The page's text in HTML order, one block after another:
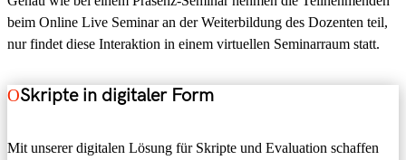
beim Online Live Seminar an der Weiterbildung des Dozenten teil,
nur findet diese Interaktion in einem virtuellen Seminarraum statt.
Skripte in digitaler Form
Mit unserer digitalen Lösung für Skripte und Evaluation schaffen